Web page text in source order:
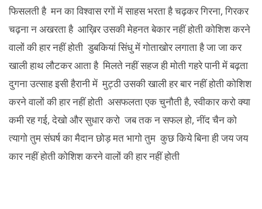
फिसलती है मन का विश्वास रगों में साहस भरता है चढ़कर गिरना, गिरकर
चढ़ना न अखरता है आख़िर उसकी मेहनत बेकार नहीं होती कोशिश करने
वालों की हार नहीं होती डुबकियां सिंधु में गोताखोर लगाता है जा जा कर
खाली हाथ लौटकर आता है मिलते नहीं सहज ही मोती गहरे पानी में बढ़ता
दुगना उत्साह इसी हैरानी में मुट्ठी उसकी खाली हर बार नहीं होती कोशिश
करने वालों की हार नहीं होती असफलता एक चुनौती है, स्वीकार करो क्या
कमी रह गई, देखो और सुधार करो जब तक न सफल हो, नींद चैन को
त्यागो तुम संघर्ष का मैदान छोड़ मत भागो तुम कुछ किये बिना ही जय जय
कार नहीं होती कोशिश करने वालों की हार नहीं होती